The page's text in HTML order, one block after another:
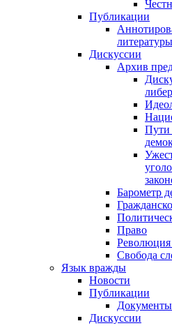
Публикации
литературы
Дискуссии
Архив
Пути
Барометр
Право
Свобода
Язык вражды
Новости
Публикации
Документы
Дискуссии